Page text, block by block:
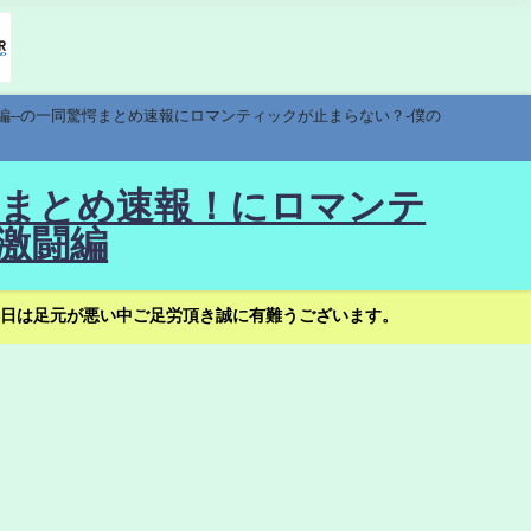
の一同驚愕まとめ速報にロマンティックが止まらない？-僕の
とめ速報！にロマンテ
闘編
足元が悪い中ご足労頂き誠に有難うございます。